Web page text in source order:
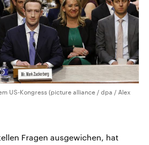
US-Kongress (picture alliance / dpa / Alex
Fragen ausgewichen, hat